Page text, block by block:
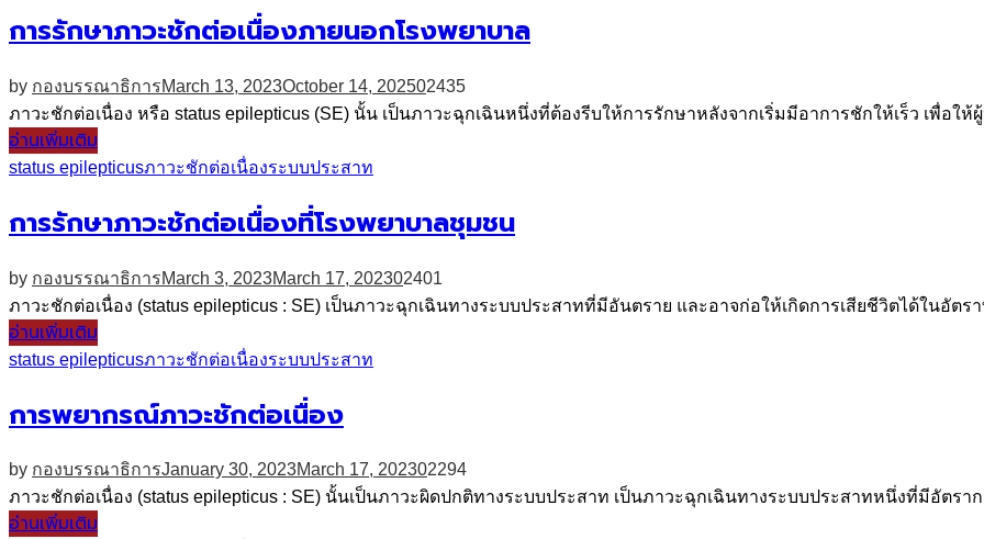
การรักษาภาวะชักต่อเนื่องภายนอกโรงพยาบาล
by กองบรรณาธิการMarch 13, 2023October 14, 202502435
ภาวะชักต่อเนื่อง หรือ status epilepticus (SE) นั้น เป็นภาวะฉุกเฉินหนึ่งที่ต้องรีบให้การรักษาหลังจากเริ่มมีอาการชักให้เร็ว เพื่อให้
อ่านเพิ่มเติม
status epilepticusภาวะชักต่อเนื่องระบบประสาท
การรักษาภาวะชักต่อเนื่องที่โรงพยาบาลชุมชน
by กองบรรณาธิการMarch 3, 2023March 17, 202302401
ภาวะชักต่อเนื่อง (status epilepticus : SE) เป็นภาวะฉุกเฉินทางระบบประสาทที่มีอันตราย และอาจก่อให้เกิดการเสียชีวิตได้ในอัตรา
อ่านเพิ่มเติม
status epilepticusภาวะชักต่อเนื่องระบบประสาท
การพยากรณ์ภาวะชักต่อเนื่อง
by กองบรรณาธิการJanuary 30, 2023March 17, 202302294
ภาวะชักต่อเนื่อง (status epilepticus : SE) นั้นเป็นภาวะผิดปกติทางระบบประสาท เป็นภาวะฉุกเฉินทางระบบประสาทหนึ่งที่มีอัตราก
อ่านเพิ่มเติม